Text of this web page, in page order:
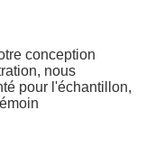
conception
nous
pour l'échantillon,